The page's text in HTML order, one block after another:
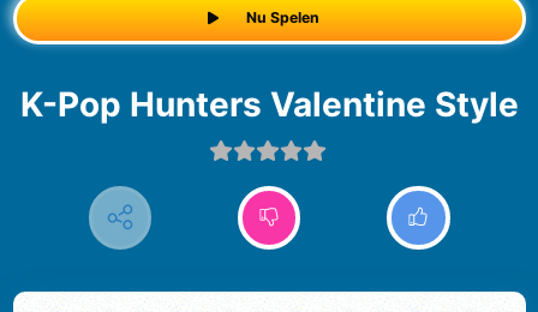
Nu Spelen
K-Pop Hunters Valentine Style